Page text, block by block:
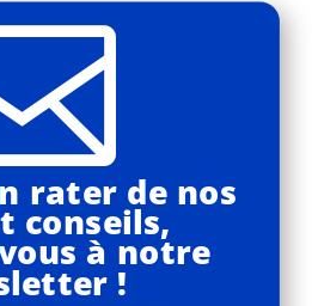
rater de nos
conseils,
à notre
!